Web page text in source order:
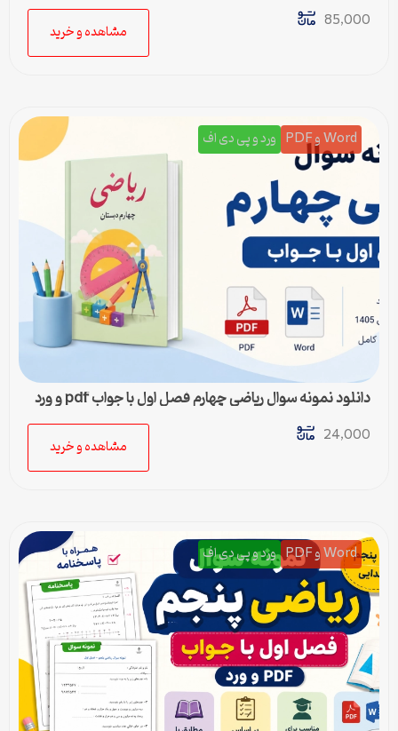
85,000
مشاهده و خرید
Word و PDF ورد و پی دی اف
دانلود نمونه سوال ریاضی چهارم فصل اول با جواب pdf و ورد
24,000
مشاهده و خرید
Word و PDF ورد و پی دی اف